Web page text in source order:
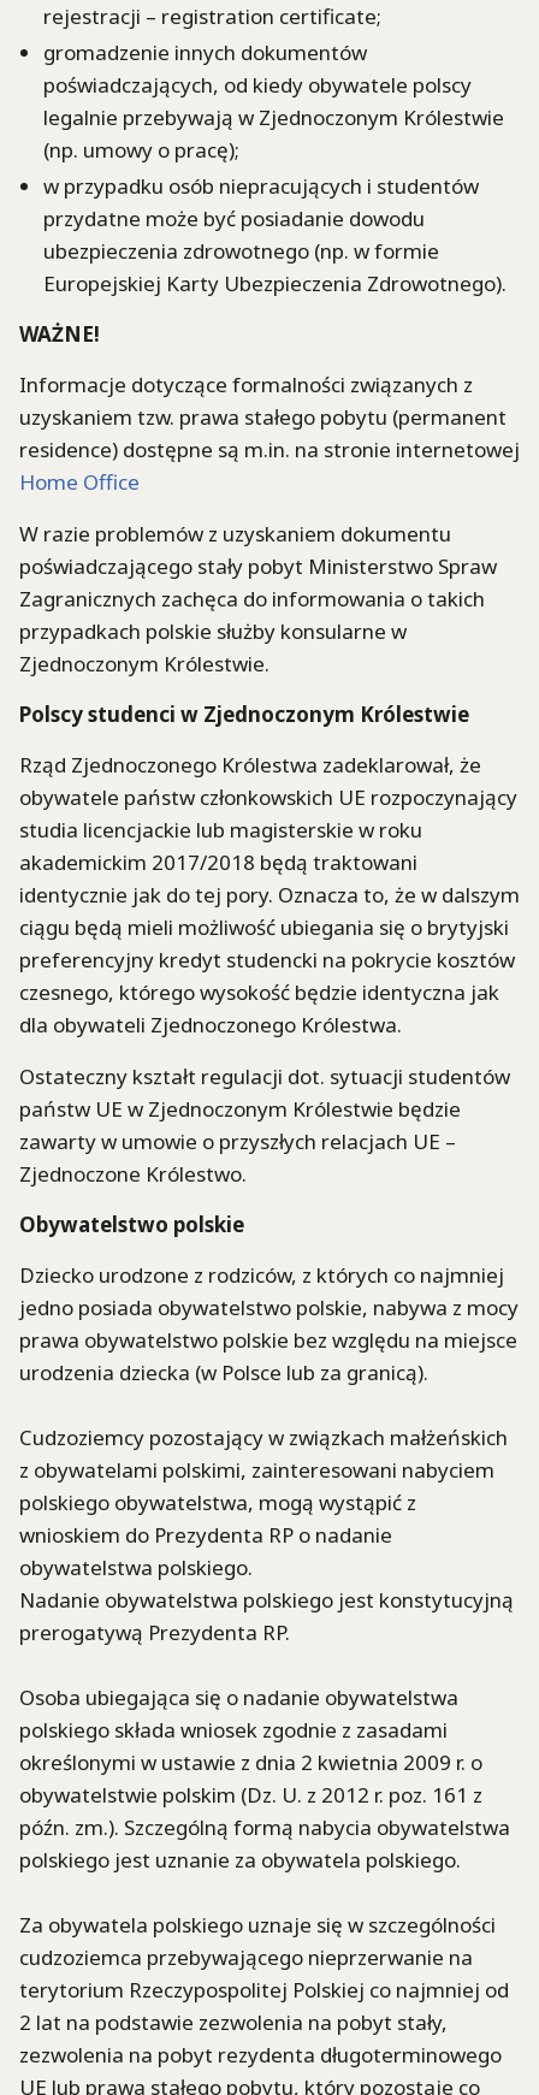
rejestracji – registration certificate;
gromadzenie innych dokumentów
poświadczających, od kiedy obywatele polscy
legalnie przebywają w Zjednoczonym Królestwie
(np. umowy o pracę);
w przypadku osób niepracujących i studentów
przydatne może być posiadanie dowodu
ubezpieczenia zdrowotnego (np. w formie
Europejskiej Karty Ubezpieczenia Zdrowotnego).
WAŻNE!
Informacje dotyczące formalności związanych z
uzyskaniem tzw. prawa stałego pobytu (permanent
residence) dostępne są m.in. na stronie internetowej
Home Office
W razie problemów z uzyskaniem dokumentu
poświadczającego stały pobyt Ministerstwo Spraw
Zagranicznych zachęca do informowania o takich
przypadkach polskie służby konsularne w
Zjednoczonym Królestwie.
Polscy studenci w Zjednoczonym Królestwie
Rząd Zjednoczonego Królestwa zadeklarował, że
obywatele państw członkowskich UE rozpoczynający
studia licencjackie lub magisterskie w roku
akademickim 2017/2018 będą traktowani
identycznie jak do tej pory. Oznacza to, że w dalszym
ciągu będą mieli możliwość ubiegania się o brytyjski
preferencyjny kredyt studencki na pokrycie kosztów
czesnego, którego wysokość będzie identyczna jak
dla obywateli Zjednoczonego Królestwa.
Ostateczny kształt regulacji dot. sytuacji studentów
państw UE w Zjednoczonym Królestwie będzie
zawarty w umowie o przyszłych relacjach UE –
Zjednoczone Królestwo.
Obywatelstwo polskie
Dziecko urodzone z rodziców, z których co najmniej
jedno posiada obywatelstwo polskie, nabywa z mocy
prawa obywatelstwo polskie bez względu na miejsce
urodzenia dziecka (w Polsce lub za granicą).
Cudzoziemcy pozostający w związkach małżeńskich
z obywatelami polskimi, zainteresowani nabyciem
polskiego obywatelstwa, mogą wystąpić z
wnioskiem do Prezydenta RP o nadanie
obywatelstwa polskiego.
Nadanie obywatelstwa polskiego jest konstytucyjną
prerogatywą Prezydenta RP.
Osoba ubiegająca się o nadanie obywatelstwa
polskiego składa wniosek zgodnie z zasadami
określonymi w ustawie z dnia 2 kwietnia 2009 r. o
obywatelstwie polskim (Dz. U. z 2012 r. poz. 161 z
późn. zm.). Szczególną formą nabycia obywatelstwa
polskiego jest uznanie za obywatela polskiego.
Za obywatela polskiego uznaje się w szczególności
cudzoziemca przebywającego nieprzerwanie na
terytorium Rzeczypospolitej Polskiej co najmniej od
2 lat na podstawie zezwolenia na pobyt stały,
zezwolenia na pobyt rezydenta długoterminowego
UE lub prawa stałego pobytu, który pozostaje co